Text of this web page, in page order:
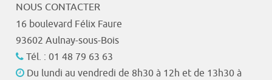
NOUS CONTACTER
16 boulevard Félix Faure
93602 Aulnay-sous-Bois
Tél. : 01 48 79 63 63
Du lundi au vendredi de 8h30 à 12h et de 13h30 à